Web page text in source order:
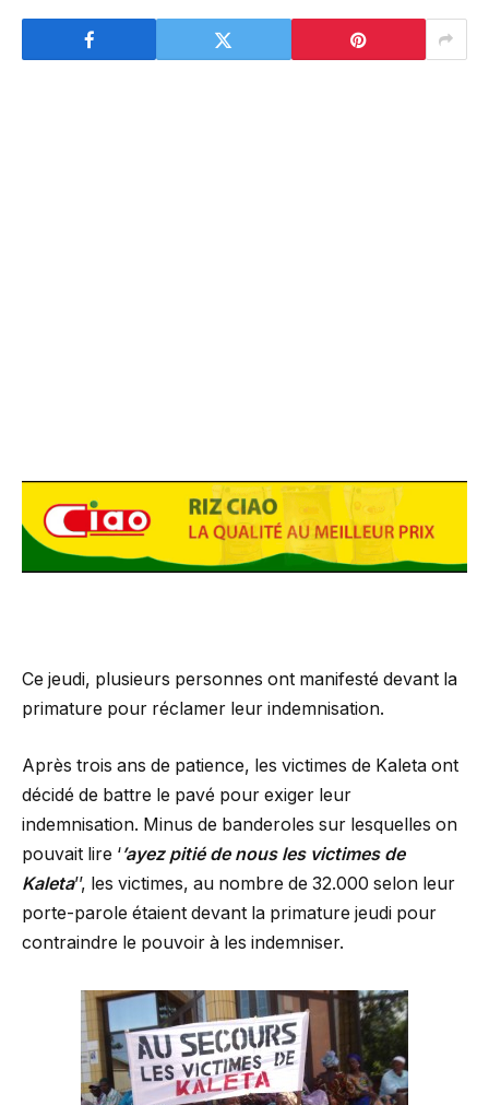
Ce jeudi, plusieurs personnes ont manifesté devant la
primature pour réclamer leur indemnisation.
Après trois ans de patience, les victimes de Kaleta ont
décidé de battre le pavé pour exiger leur
indemnisation. Minus de banderoles sur lesquelles on
pouvait lire ‘’ayez pitié de nous les victimes de
Kaleta’’, les victimes, au nombre de 32.000 selon leur
porte-parole étaient devant la primature jeudi pour
contraindre le pouvoir à les indemniser.